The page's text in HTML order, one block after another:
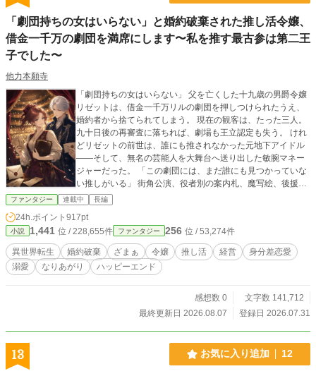
「劇団持ちの女はいらない」と婚約破棄された推し活令嬢、
借金一千万の劇団を満席にします〜私を推す最古参は第二王
子でした〜
他力本願寺
「劇団持ちの女はいらない」 父を亡くした十九歳の男爵令嬢
リゼットは、借金一千万リルの劇団を押しつけられたうえ、
婚約者から捨てられてしまう。 現在の観客は、たった三人。
九十日後の再審査に落ちれば、劇場も王立認定も失う。 けれ
どリゼットの前世は、誰にも推されなかった元地下アイドル
――そして、無名の芸能人を大舞台へ送り出した敏腕マネー
ジャーだった。 「この劇団には、まだ誰にも見つかっていな
い推しがいる」 街角公演、役者別の案内札、魔写絵、後援
会、収支公開。役者の権利と健康を守りながら、リゼットは
客席三人の劇団を満席へ導いていく。 そんな彼女へ、匿名後
援者Ｋから手紙が届く。 Ｋは、成功の陰に隠れた彼女の仕事
を誰より具体的に褒め、決して舞台へ介入しない。リゼット
は少しずつ、彼にだけ弱音を打ち明けるようになる。 だがＫ
の正体は、一般客として劇場へ通っていた第二王子クラウス
で――。 婚約破棄された敏腕令嬢の劇団再建と、彼女を最初
人から名前を呼ばれるのは、他人ばかりを推してきたリゼッ
ファンタジー 連載中 長編
24h.ポイント 917pt
小説 1,441 位 / 228,655件 ファンタジー 256 位 / 53,274件
異世界転生 婚約破棄 ざまぁ 令嬢 推し活 経営
身分差恋愛
溺愛
なりあがり ハッピーエンド
感想数 0
文字数 141,712
最終更新日 2026.08.07
登録日 2026.07.31
13 お気に入り追加 12